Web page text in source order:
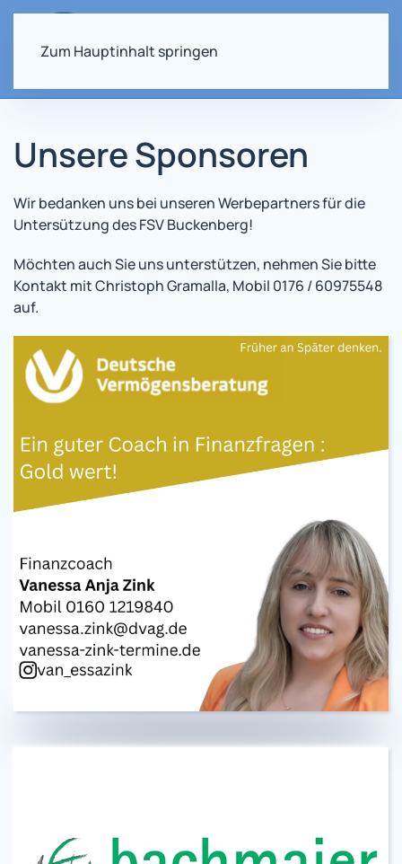
Zum Hauptinhalt springen
Unsere Sponsoren
Wir bedanken uns bei unseren Werbepartners für die
Untersützung des FSV Buckenberg!
Möchten auch Sie uns unterstützen, nehmen Sie bitte
Kontakt mitChristoph Gramalla, Mobil 0176 / 60975548
auf.
Bei allen Fragen Ihres Versicherungsbedarfs,
Altersvorsorge und Vermögensplanung
Zum Werbepartner